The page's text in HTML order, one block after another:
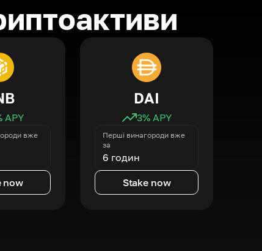
APY
вже
now
DAI
3% APY
Перші винагороди вже
за
6 годин
Stake now